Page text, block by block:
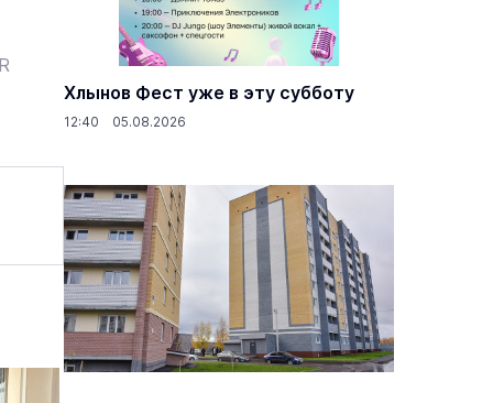
Хлынов Фест уже в эту субботу
12:40 05.08.2026